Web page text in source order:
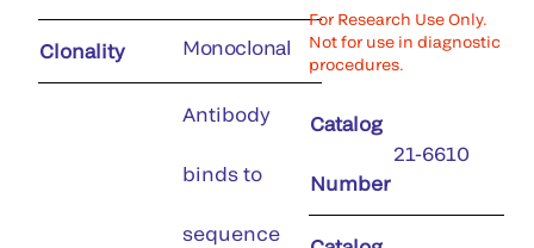
Clonality Monoclonal
Antibody
binds to
sequence
For Research Use Only.
Not for use in diagnostic
procedures.
Catalog
Number
21-6610